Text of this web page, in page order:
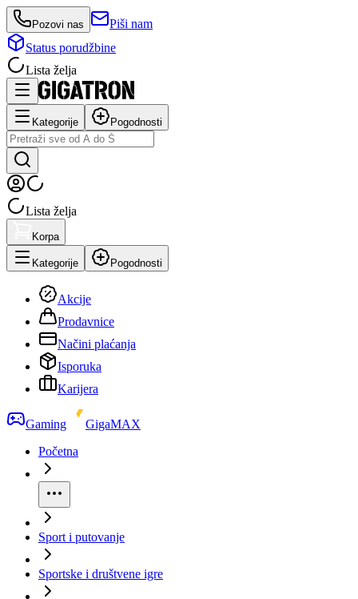
Pozovi nas
Piši nam
Status porudžbine
Lista želja
Kategorije Pogodnosti
Lista želja
Korpa
Kategorije Pogodnosti
Akcije
Prodavnice
Načini plaćanja
Isporuka
Karijera
Gaming
GigaMAX
Početna
Sport i putovanje
Sportske i društvene igre